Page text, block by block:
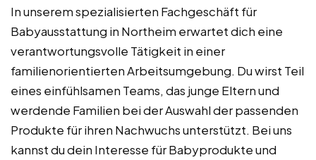
In unserem spezialisierten Fachgeschäft für
Babyausstattung in Northeim erwartet dich eine
verantwortungsvolle Tätigkeit in einer
familienorientierten Arbeitsumgebung. Du wirst Teil
eines einfühlsamen Teams, das junge Eltern und
werdende Familien bei der Auswahl der passenden
Produkte für ihren Nachwuchs unterstützt. Bei uns
kannst du dein Interesse für Babyprodukte und